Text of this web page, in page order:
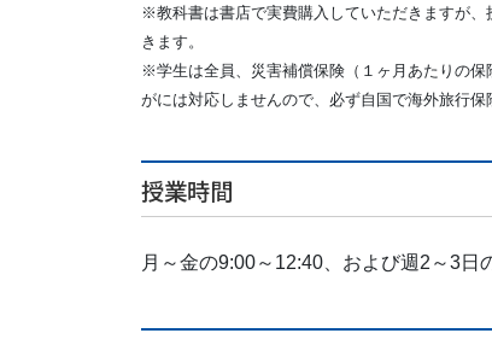
※教科書は書店で実費購入していただきますが
きます。
※学生は全員、災害補償保険（１ヶ月あたりの
がには対応しませんので、必ず自国で海外旅行保
授業時間
月～金の9:00～12:40、および週2～3日